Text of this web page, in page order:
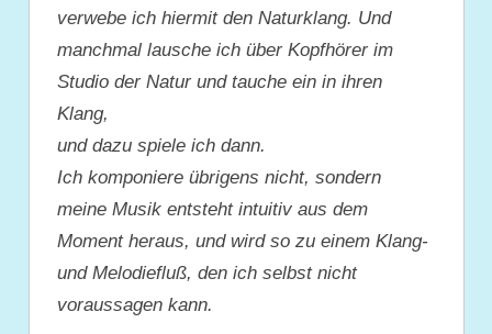
verwebe ich hiermit den Naturklang. Und
manchmal lausche ich über Kopfhörer im
Studio der Natur und tauche ein in ihren
Klang,
und dazu spiele ich dann.
Ich komponiere übrigens nicht, sondern
meine Musik entsteht intuitiv aus dem
Moment heraus, und wird so zu einem Klang-
und Melodiefluß, den ich selbst nicht
voraussagen kann.